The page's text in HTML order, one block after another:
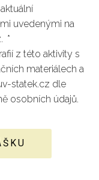
uvedenými na
*
z této aktivity s
materiálech a
statek.cz dle
osobních údajů.